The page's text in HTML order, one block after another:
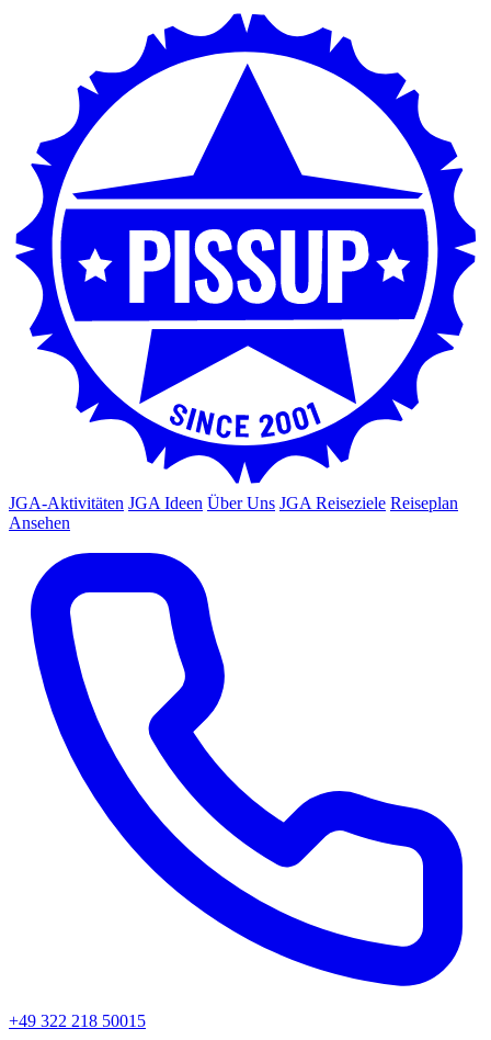
JGA-Aktivitäten JGA Ideen Über Uns JGA Reiseziele Reiseplan
Ansehen
+49 322 218 50015